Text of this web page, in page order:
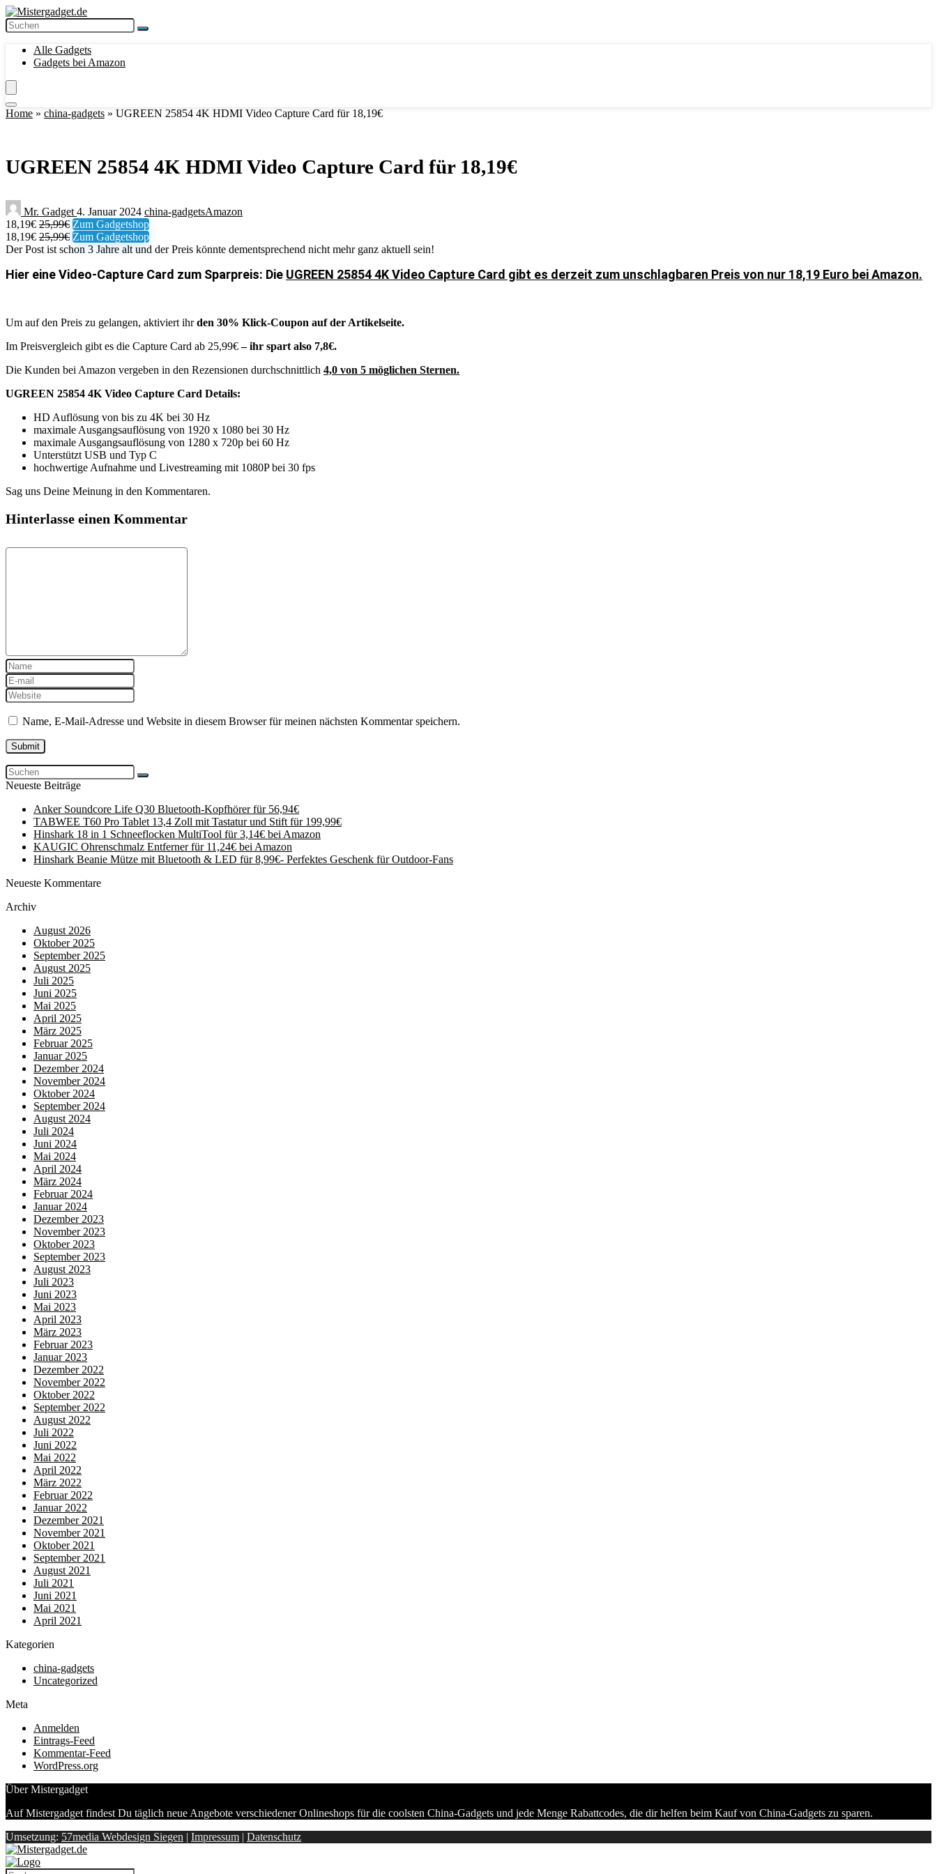
Alle Gadgets
Gadgets bei Amazon
Home » china-gadgets » UGREEN 25854 4K HDMI Video Capture Card für 18,19€
UGREEN 25854 4K HDMI Video Capture Card für 18,19€
Mr. Gadget 4. Januar 2024 china-gadgetsAmazon
18,19€ 25,99€ Zum Gadgetshop
18,19€ 25,99€ Zum Gadgetshop
Der Post ist schon 3 Jahre alt und der Preis könnte dementsprechend nicht mehr ganz aktuell sein!
Hier eine Video-Capture Card zum Sparpreis: Die UGREEN 25854 4K Video Capture Card gibt es derzeit zum unschlagbaren Preis von nur 18,19 Euro bei Amazon.
Um auf den Preis zu gelangen, aktiviert ihrden 30% Klick-Coupon auf der Artikelseite.
Im Preisvergleich gibt es die Capture Card ab 25,99€– ihr spart also 7,8€.
Die Kunden bei Amazon vergeben in den Rezensionen durchschnittlich 4,0 von 5 möglichen Sternen.
UGREEN 25854 4K Video Capture Card Details:
HD Auflösung von bis zu 4K bei 30 Hz
maximale Ausgangsauflösung von 1920 x 1080 bei 30 Hz
maximale Ausgangsauflösung von 1280 x 720p bei 60 Hz
Unterstützt USB und Typ C
hochwertige Aufnahme und Livestreaming mit 1080P bei 30 fps
Sag uns Deine Meinung in den Kommentaren.
Hinterlasse einen Kommentar
Name, E-Mail-Adresse und Website in diesem Browser für meinen nächsten Kommentar speichern.
Neueste Beiträge
Anker Soundcore Life Q30 Bluetooth-Kopfhörer für 56,94€
TABWEE T60 Pro Tablet 13,4 Zoll mit Tastatur und Stift für 199,99€
Hinshark 18 in 1 Schneeflocken MultiTool für 3,14€ bei Amazon
KAUGIC Ohrenschmalz Entferner für 11,24€ bei Amazon
Hinshark Beanie Mütze mit Bluetooth & LED für 8,99€- Perfektes Geschenk für Outdoor-Fans
Neueste Kommentare
Archiv
August 2026
Oktober 2025
September 2025
August 2025
Juli 2025
Juni 2025
Mai 2025
April 2025
März 2025
Februar 2025
Januar 2025
Dezember 2024
November 2024
Oktober 2024
September 2024
August 2024
Juli 2024
Juni 2024
Mai 2024
April 2024
März 2024
Februar 2024
Januar 2024
Dezember 2023
November 2023
Oktober 2023
September 2023
August 2023
Juli 2023
Juni 2023
Mai 2023
April 2023
März 2023
Februar 2023
Januar 2023
Dezember 2022
November 2022
Oktober 2022
September 2022
August 2022
Juli 2022
Juni 2022
Mai 2022
April 2022
März 2022
Februar 2022
Januar 2022
Dezember 2021
November 2021
Oktober 2021
September 2021
August 2021
Juli 2021
Juni 2021
Mai 2021
April 2021
Kategorien
china-gadgets
Uncategorized
Meta
Anmelden
Eintrags-Feed
Kommentar-Feed
WordPress.org
Über Mistergadget
Auf Mistergadget findest Du täglich neue Angebote verschiedener Onlineshops für die coolsten China-Gadgets und jede Menge Rabattcodes, die dir helfen beim Kauf von China-Gadgets zu sparen.
Umsetzung: 57media Webdesign Siegen | Impressum | Datenschutz